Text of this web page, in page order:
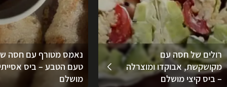
רולים של חסה עם
מקושקשת, אבוקדו ומוצרלה
– ביס קיצי מושלם
נאמס מטורף עם חסה
טעם הטבע – ביס
מושלם